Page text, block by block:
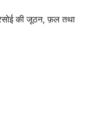
की जूठन, फ़ल तथा